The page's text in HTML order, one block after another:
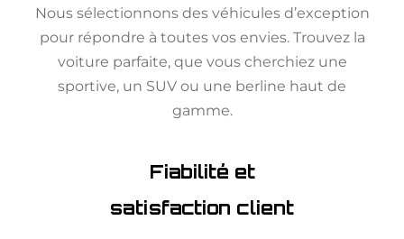
Nous sélectionnons des véhicules d’exception
pour répondre à toutes vos envies. Trouvez la
voiture parfaite, que vous cherchiez une
sportive, un SUV ou une berline haut de
gamme.
Fiabilité et
satisfaction client